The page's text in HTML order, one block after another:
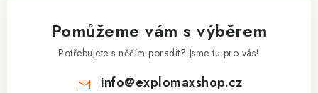
Pomůžeme vám s výběrem
Potřebujete s něčím poradit? Jsme tu pro vás!
info@explomaxshop.cz